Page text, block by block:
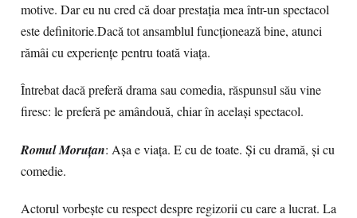
motive. Dar eu nu cred că doar prestația mea într-un spectacol
este definitorie.Dacă tot ansamblul funcționează bine, atunci
rămâi cu experiențe pentru toată viața.
Întrebat dacă preferă drama sau comedia, răspunsul său vine
firesc: le preferă pe amândouă, chiar în același spectacol.
Romul Moruțan: Așa e viața. E cu de toate. Și cu dramă, și cu
comedie.
Actorul vorbește cu respect despre regizorii cu care a lucrat. La